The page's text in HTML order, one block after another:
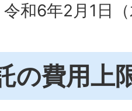
令和6年2月1日
の費用上